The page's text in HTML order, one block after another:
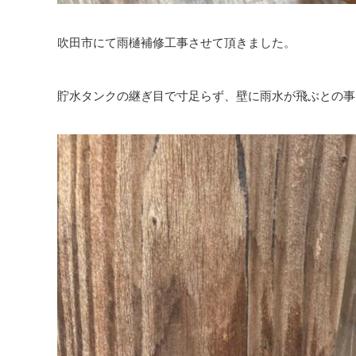
吹田市にて雨樋補修工事させて頂きました。
貯水タンクの継ぎ目で寸足らず、壁に雨水が飛ぶとの